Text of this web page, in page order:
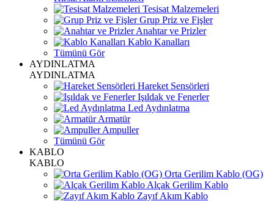
Tesisat Malzemeleri
Grup Priz ve Fişler
Anahtar ve Prizler
Kablo Kanalları
Tümünü Gör
AYDINLATMA
AYDINLATMA
Hareket Sensörleri
Işıldak ve Fenerler
Led Aydınlatma
Armatür
Ampuller
Tümünü Gör
KABLO
KABLO
Orta Gerilim Kablo (OG)
Alçak Gerilim Kablo
Zayıf Akım Kablo